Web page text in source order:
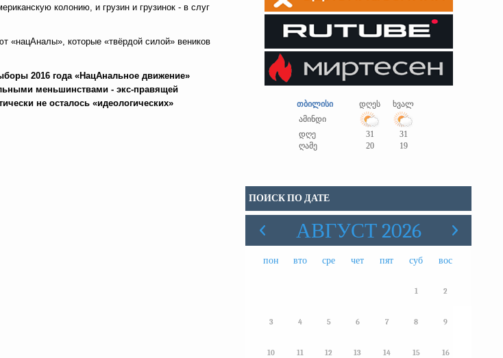
колонию, и грузин и грузинок - в слуг
«нацАналы», которые «твёрдой силой» веников
2016 года «НацАнальное движение»
меньшинствами - экс-правящей
не осталось «идеологических»
თბილისი დღეს
ხვალ
ამინდი
დღე
31
31
ღამე
20 19
ПОИСК ПО ДАТЕ
АВГУСТ 2026
пон вто сре чет пят суб вос
1 2
3 4 5 6 7 8 9
10 11 12 13 14 15 16